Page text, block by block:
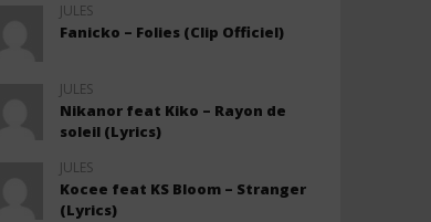
JULES
Fanicko – Folies (Clip Officiel)
JULES
Nikanor feat Kiko – Rayon de
soleil (Lyrics)
JULES
Kocee feat KS Bloom – Stranger
(Lyrics)